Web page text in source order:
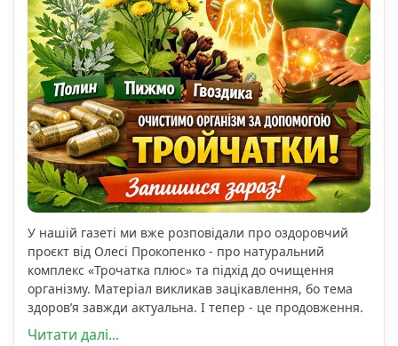
У нашій газеті ми вже розповідали про оздоровчий
проєкт від Олесі Прокопенко - про натуральний
комплекс «Трочатка плюс» та підхід до очищення
організму. Матеріал викликав зацікавлення, бо тема
здоров’я завжди актуальна. І тепер - це продовження.
Читати далі...